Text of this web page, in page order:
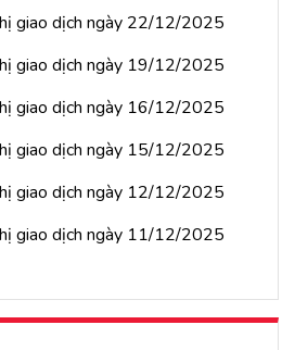
giao dịch ngày 22/12/2025
giao dịch ngày 19/12/2025
giao dịch ngày 16/12/2025
giao dịch ngày 15/12/2025
giao dịch ngày 12/12/2025
giao dịch ngày 11/12/2025